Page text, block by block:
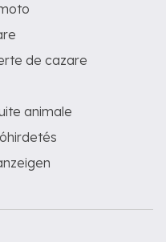
de cazare
animale